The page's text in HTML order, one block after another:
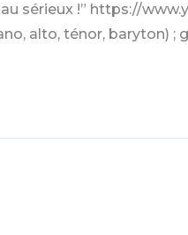
sérieux !” https://
alto, ténor, baryton) ;